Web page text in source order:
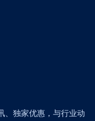
、独家优惠，与行业动